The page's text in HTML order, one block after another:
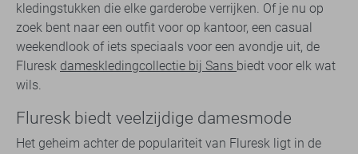
kledingstukken die elke garderobe verrijken. Of je nu op
zoek bent naar een outfit voor op kantoor, een casual
weekendlook of iets speciaals voor een avondje uit, de
Fluresk dameskledingcollectie bij Sans biedt voor elk wat
wils.
Fluresk biedt veelzijdige damesmode
Het geheim achter de populariteit van Fluresk ligt in de